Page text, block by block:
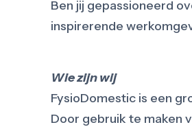
Ben jij gepassioneerd
inspirerende
Wie zijn wij
FysioDomestic is een
Door gebruik te maken